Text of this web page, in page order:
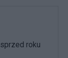
roku